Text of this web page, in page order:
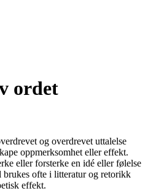
ordet
og overdrevet uttalelse
oppmerksomhet eller effekt.
eller forsterke en idé eller følelse
brukes ofte i litteratur og retorikk
effekt.